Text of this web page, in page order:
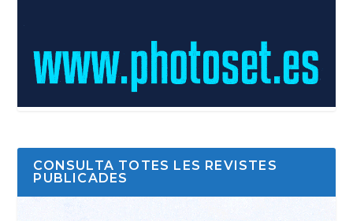
CONSULTA TOTES LES REVISTES
PUBLICADES